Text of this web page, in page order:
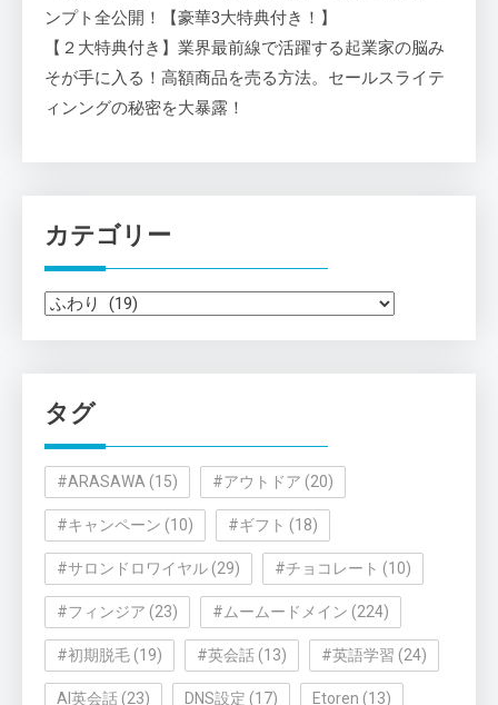
ンプト全公開！【豪華3大特典付き！】
【２大特典付き】業界最前線で活躍する起業家の脳み
そが手に入る！高額商品を売る方法。セールスライテ
ィンングの秘密を大暴露！
カテゴリー
カ
ー
タグ
#ARASAWA (15) #アウトドア (20)
#キャンペーン (10) #ギフト (18)
#サロンドロワイヤル (29) #チョコレート (10)
#フィンジア (23) #ムームードメイン (224)
#初期脱毛 (19) #英会話 (13) #英語学習 (24)
AI英会話 (23) DNS設定 (17) Etoren (13)